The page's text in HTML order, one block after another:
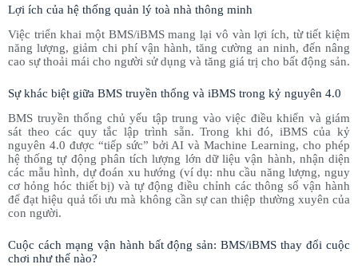
Lợi ích của hệ thống quản lý toà nhà thông minh
Việc triển khai một BMS/iBMS mang lại vô vàn lợi ích, từ tiết kiệm
năng lượng, giảm chi phí vận hành, tăng cường an ninh, đến nâng
cao sự thoải mái cho người sử dụng và tăng giá trị cho bất động sản.
Sự khác biệt giữa BMS truyền thống và iBMS trong kỷ nguyên 4.0
BMS truyền thống chủ yếu tập trung vào việc điều khiển và giám
sát theo các quy tắc lập trình sẵn. Trong khi đó, iBMS của kỷ
nguyên 4.0 được “tiếp sức” bởi AI và Machine Learning, cho phép
hệ thống tự động phân tích lượng lớn dữ liệu vận hành, nhận diện
các mẫu hình, dự đoán xu hướng (ví dụ: nhu cầu năng lượng, nguy
cơ hỏng hóc thiết bị) và tự động điều chỉnh các thông số vận hành
để đạt hiệu quả tối ưu mà không cần sự can thiệp thường xuyên của
con người.
Cuộc cách mạng vận hành bất động sản: BMS/iBMS thay đổi cuộc
chơi như thế nào?